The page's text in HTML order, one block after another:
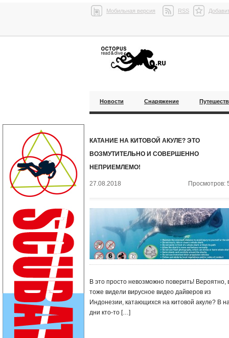
Мобильная версия RSS
Новости Снаряжение
КАТАНИЕ НА КИТОВОЙ АКУЛЕ? ЭТО
ВОЗМУТИТЕЛЬНО И СОВЕРШЕННО
НЕПРИЕМЛЕМО!
27.08.2018 Просмотров:
В это просто невозможно поверить! Вероятно,
тоже видели вирусное видео дайверов из
Индонезии, катающихся на китовой акуле? В
дни кто-то […]